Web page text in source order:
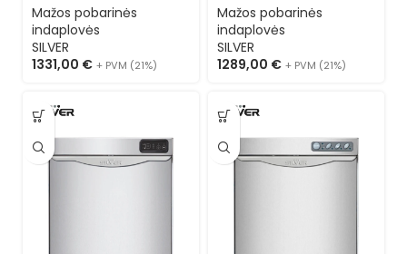
3 programos
Mažos pobarinės
indaplovės
SILVER
1331,00 € + PVM (21%)
programa
Mažos pobarinės
indaplovės
SILVER
1289,00 € + PVM (21%)